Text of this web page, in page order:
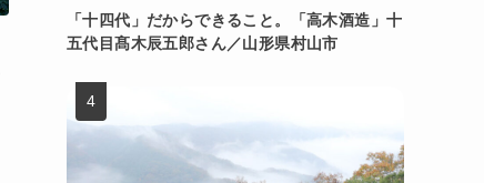
「十四代」だからできること。「高木酒造」十
五代目髙木辰五郎さん／山形県村山市